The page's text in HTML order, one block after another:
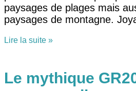
paysages de plages mais
paysages de montagne.
Lire la suite »
Le mythique